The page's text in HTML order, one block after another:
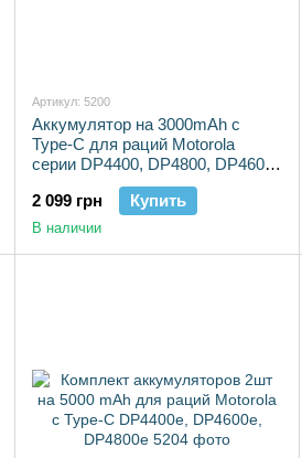
Артикул: 5200
Аккумулятор на 3000mAh с
Type-C для раций Motorola
серии DP4400, DP4800, DP4600,
DP4400Е, DP4401
2 099 грн
Купить
В наличии